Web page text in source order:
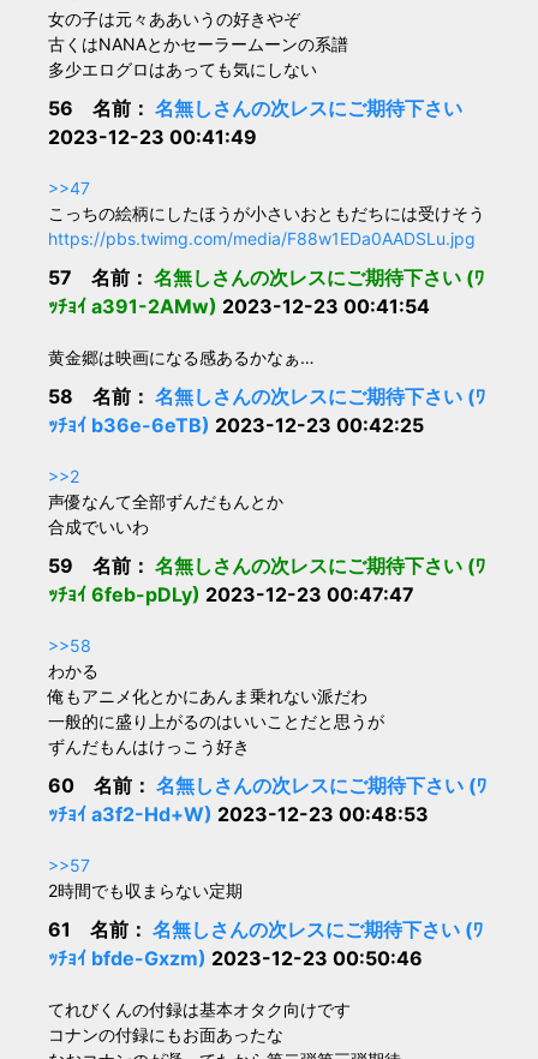
女の子は元々ああいうの好きやぞ
古くはNANAとかセーラームーンの系譜
多少エログロはあっても気にしない
56 名前： 名無しさんの次レスにご期待下さい
2023-12-23 00:41:49
>>47
こっちの絵柄にしたほうが小さいおともだちには受けそう
https://pbs.twimg.com/media/F88w1EDa0AADSLu.jpg
57 名前： 名無しさんの次レスにご期待下さい (ﾜ
ｯﾁｮｲ a391-2AMw) 2023-12-23 00:41:54
黄金郷は映画になる感あるかなぁ…
58 名前： 名無しさんの次レスにご期待下さい (ﾜ
ｯﾁｮｲ b36e-6eTB) 2023-12-23 00:42:25
>>2
声優なんて全部ずんだもんとか
合成でいいわ
59 名前： 名無しさんの次レスにご期待下さい (ﾜ
ｯﾁｮｲ 6feb-pDLy) 2023-12-23 00:47:47
>>58
わかる
俺もアニメ化とかにあんま乗れない派だわ
一般的に盛り上がるのはいいことだと思うが
ずんだもんはけっこう好き
60 名前： 名無しさんの次レスにご期待下さい (ﾜ
ｯﾁｮｲ a3f2-Hd+W) 2023-12-23 00:48:53
>>57
2時間でも収まらない定期
61 名前： 名無しさんの次レスにご期待下さい (ﾜ
ｯﾁｮｲ bfde-Gxzm) 2023-12-23 00:50:46
てれびくんの付録は基本オタク向けです
コナンの付録にもお面あったな